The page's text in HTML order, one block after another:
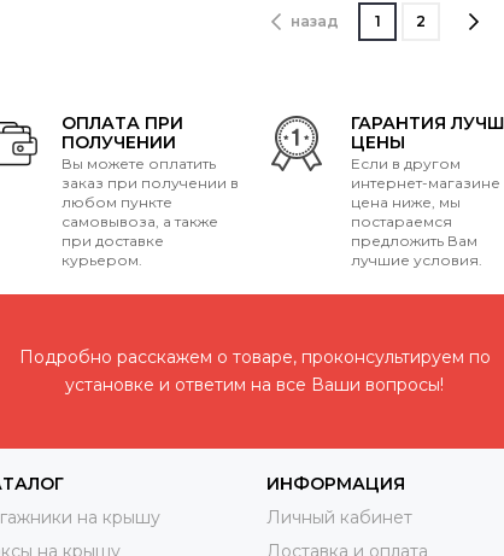
назад 1 2
ОПЛАТА ПРИ
ПОЛУЧЕНИИ
Вы можете оплатить
заказ при получении в
любом пункте
самовывоза, а также
при доставке
курьером.
ГАРАНТИЯ
ЦЕНЫ
Если в другом
интернет-магазине
цена ниже, мы
постараемся
предложить Вам
лучшие условия.
Подробно расскажем о товаре, проконсультируем по
установке и ответим на все Ваши вопросы!
на крышу
на крышу
ИНФОРМАЦИЯ
Личный кабинет
Доставка и оплата